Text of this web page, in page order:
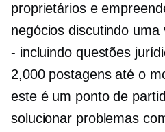
proprietários e
negócios discutindo
- incluindo questões
2,000 postagens até o
este é um ponto de
solucionar problemas